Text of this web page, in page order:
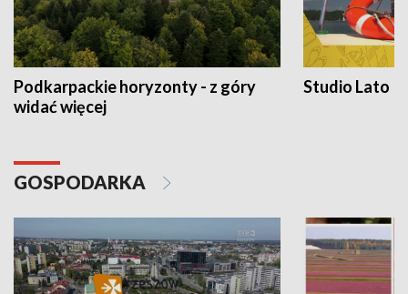
Podkarpackie horyzonty - z góry
widać więcej
Studio Lato
GOSPODARKA